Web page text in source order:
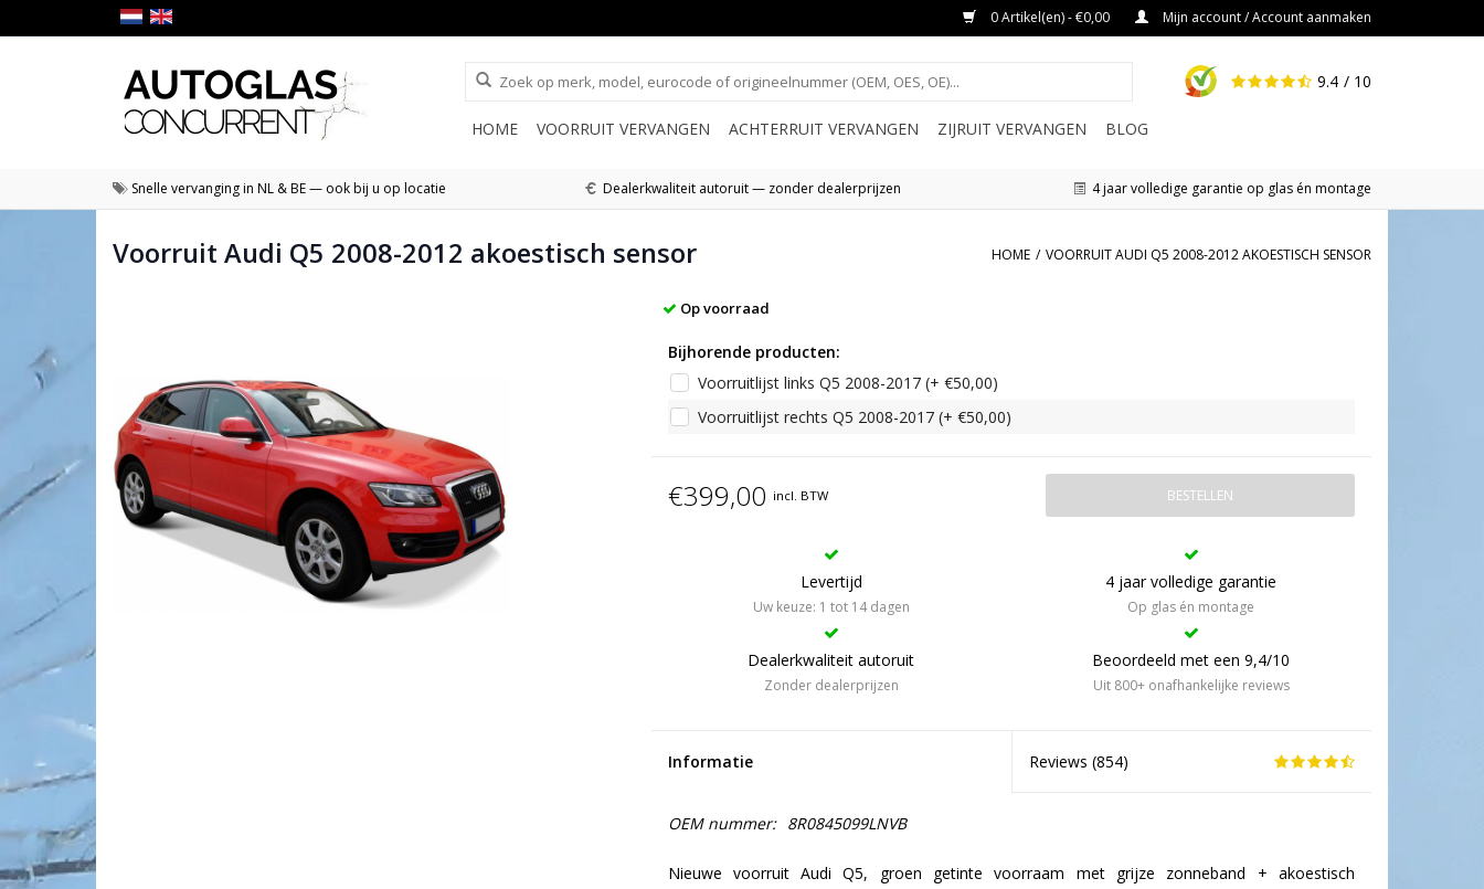
0 Artikel(en) - €0,00 Mijn account / Account aanmaken
9.4 / 10
HOME VOORRUIT VERVANGEN ACHTERRUIT VERVANGEN ZIJRUIT VERVANGEN BLOG
Snelle vervanging in NL & BE — ook bij u op locatie Dealerkwaliteit autoruit — zonder dealerprijzen 4 jaar volledige garantie op glas én montage
Voorruit Audi Q5 2008-2012 akoestisch sensor HOME / VOORRUIT AUDI Q5 2008-2012 AKOESTISCH SENSOR
Op voorraad
Bijhorende producten:
Voorruitlijst links Q5 2008-2017 (+ €50,00)
Voorruitlijst rechts Q5 2008-2017 (+ €50,00)
€399,00 incl. BTW BESTELLEN
Levertijd
Uw keuze: 1 tot 14 dagen
4 jaar volledige garantie
Op glas én montage
Dealerkwaliteit autoruit
Zonder dealerprijzen
Beoordeeld met een 9,4/10
Uit 800+ onafhankelijke reviews
Informatie Reviews (854)
OEM nummer: 8R0845099LNVB
Nieuwe voorruit Audi Q5, groen getinte voorraam met grijze zonneband + akoestisch